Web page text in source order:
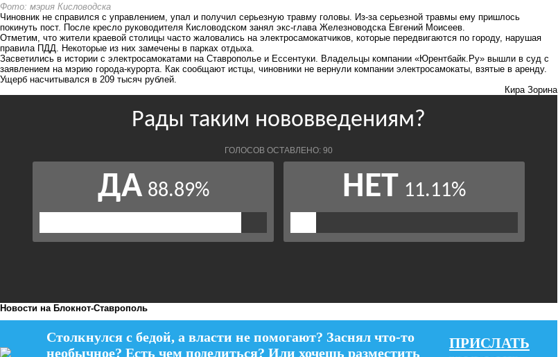
Фото: мэрия Кисловодска
Чиновник не справился с управлением, упал и получил серьезную травму головы. Из-за серьезной травмы ему пришлось
покинуть пост. После кресло руководителя Кисловодском занял экс-глава Железноводска Евгений Моисеев.
Отметим, что жители краевой столицы часто жаловались на электросамокатчиков, которые передвигаются по городу, нарушая
правила ПДД . Некоторые из них замечены в парках отдыха.
Засветились в истории с электросамокатами на Ставрополье и Ессентуки. Владельцы компании «Юрентбайк.Ру» вышли в суд с
заявлением на мэрию города-курорта. Как сообщают истцы, чиновники не вернули компании электросамокаты, взятые в аренду.
Ущерб насчитывался в 209 тысяч рублей.
Кира Зорина
Новости на Блoкнoт-Ставрополь
Столкнулся с бедой, а власти не помогают? Заснял что-то
необычное? Есть чем поделиться? Или хочешь разместить
ПРИСЛАТЬ